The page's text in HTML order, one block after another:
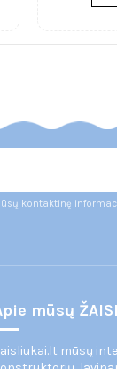
kontaktinę
mūsų
mūsų